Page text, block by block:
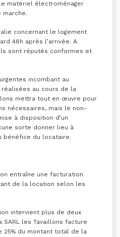
matériel électroménager
concernant le logement
48h après l’arrivée. A
sont réputés conformes et
incombant au
au cours de la
mettra tout en œuvre pour
nécessaires, mais le non-
à disposition d’un
sorte donner lieu à
bénéfice du locataire.
entraîne une facturation
de la location selon les
intervient plus de deux
SARL les Tavaillons facture
25% du montant total de la